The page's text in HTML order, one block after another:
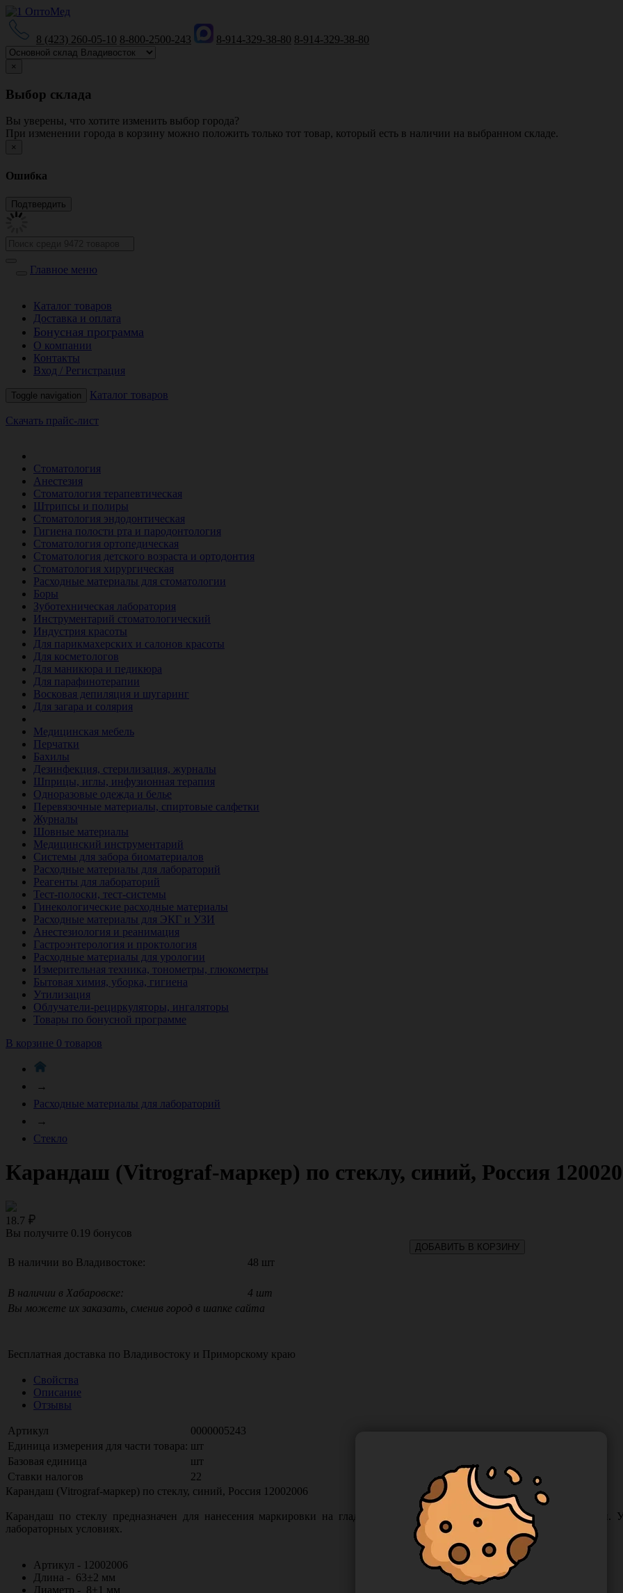
8 (423) 260-05-10 8-800-2500-243 8-914-329-38-80 8-914-329-38-80
×
Выбор склада
Вы уверены, что хотите изменить выбор города?
При изменении города в корзину можно положить только тот товар, который есть в наличии на выбранном складе.
×
Ошибка
Главное меню
Каталог товаров
Доставка и оплата
Бонусная программа
О компании
Контакты
Вход / Регистрация
Toggle navigation Каталог товаров
Скачать прайс-лист
Стоматология
Анестезия
Стоматология терапевтическая
Штрипсы и полиры
Стоматология эндодонтическая
Гигиена полости рта и пародонтология
Стоматология ортопедическая
Стоматология детского возраста и ортодонтия
Стоматология хирургическая
Расходные материалы для стоматологии
Боры
Зуботехническая лаборатория
Инструментарий стоматологический
Индустрия красоты
Для парикмахерских и салонов красоты
Для косметологов
Для маникюра и педикюра
Для парафинотерапии
Восковая депиляция и шугаринг
Для загара и солярия
Медицинская мебель
Перчатки
Бахилы
Дезинфекция, стерилизация, журналы
Шприцы, иглы, инфузионная терапия
Одноразовые одежда и белье
Перевязочные материалы, спиртовые салфетки
Журналы
Шовные материалы
Медицинский инструментарий
Системы для забора биоматериалов
Расходные материалы для лабораторий
Реагенты для лабораторий
Тест-полоски, тест-системы
Гинекологические расходные материалы
Расходные материалы для ЭКГ и УЗИ
Анестезиология и реанимация
Гастроэнтерология и проктология
Расходные материалы для урологии
Измерительная техника, тонометры, глюкометры
Бытовая химия, уборка, гигиена
Утилизация
Облучатели-рециркуляторы, ингаляторы
Товары по бонусной программе
В корзине 0 товаров
→
Расходные материалы для лабораторий
→
Стекло
Карандаш (Vitrograf-маркер) по стеклу, синий, Россия
18.7
Вы получите 0.19 бонусов
ДОБАВИТЬ В КОРЗИНУ
В наличии во Владивостоке: 48 шт
В наличии в Хабаровске:
4 шт
Вы можете их заказать, сменив город в шапке сайта
Бесплатная доставка по Владивостоку и Приморскому краю
Свойства
Описание
Отзывы
Артикул
0000005243
Единица измерения для части товара: шт
Базовая единица
шт
Ставки налогов
22
Карандаш (Vitrograf-маркер) по стеклу, синий, Россия 12002006
Карандаш по стеклу предназначен для нанесения маркировки на гладкие поверхности, такие как стекло, фарфор и
лабораторных условиях.
Артикул - 12002006
Длина - 63±2 мм
Диаметр - 8±1 мм